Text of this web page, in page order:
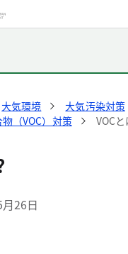
大気環境
大気汚染対策
（VOC）対策
VOCと
26日